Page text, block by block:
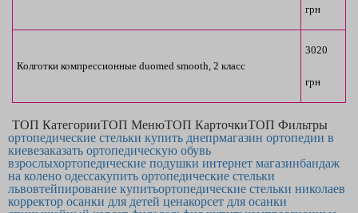
грн
Колготки компрессионные duomed smooth, 2 класс
3020
грн
ТОП КатегорииТОП МенюТОП КарточкиТОП Фильтры
ортопедические стельки купить днепрмагазин ортопедии в
киевезаказать ортопедическую обувь
взрослыхортопедические подушки интернет магазинбандаж
на колено одессакупить ортопедические стельки
львовтейпирование купитьортопедические стельки николаев
корректор осанки для детей ценакорсет для осанки